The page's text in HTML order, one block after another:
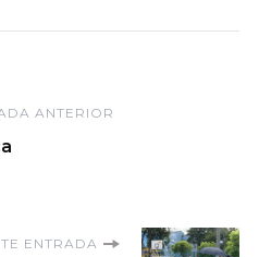
ANTERIOR
ENTRADA